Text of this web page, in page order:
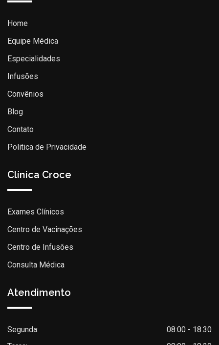
Home
Equipe Médica
Especialidades
Infusões
Convênios
Blog
Contato
Politica de Privacidade
Clínica Croce
Exames Clínicos
Centro de Vacinações
Centro de Infusões
Consulta Médica
Atendimento
Segunda:
08:00 - 18.30